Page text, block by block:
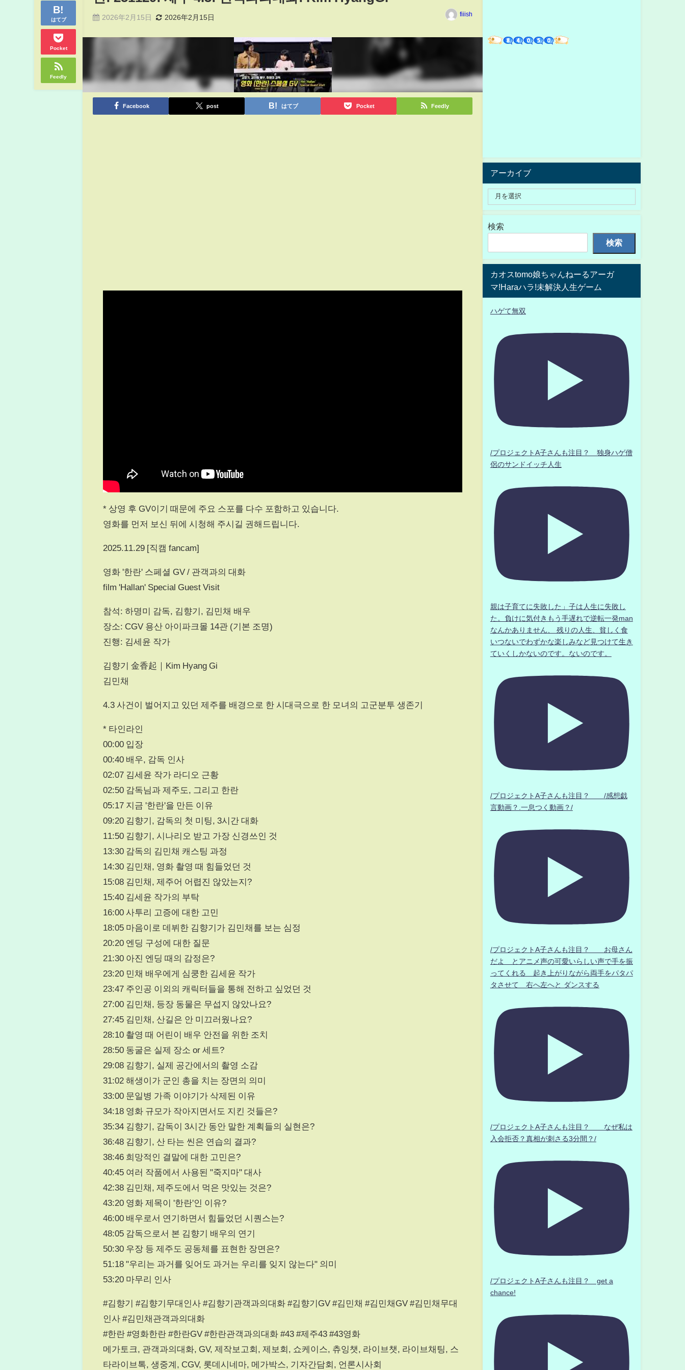
はてブ
Pocket
Feedly
2026年2月15日 2026年2月15日 fiiish
Facebook post はてブ Pocket Feedly
* 상영 후 GV이기 때문에 주요 스포를 다수 포함하고 있습니다.
영화를 먼저 보신 뒤에 시청해 주시길 권해드립니다.
2025.11.29 [직캠 fancam]
영화 '한란' 스페셜 GV / 관객과의 대화
film 'Hallan' Special Guest Visit
참석: 하명미 감독, 김향기, 김민채 배우
장소: CGV 용산 아이파크몰 14관 (기본 조명)
진행: 김세윤 작가
김향기 金香起｜Kim Hyang Gi
김민채
4.3 사건이 벌어지고 있던 제주를 배경으로 한 시대극으로 한 모녀의 고군분투 생존기
* 타인라인
00:00 입장
00:40 배우, 감독 인사
02:07 김세윤 작가 라디오 근황
02:50 감독님과 제주도, 그리고 한란
05:17 지금 '한란'을 만든 이유
09:20 김향기, 감독의 첫 미팅, 3시간 대화
11:50 김향기, 시나리오 받고 가장 신경쓰인 것
13:30 감독의 김민채 캐스팅 과정
14:30 김민채, 영화 촬영 때 힘들었던 것
15:08 김민채, 제주어 어렵진 않았는지?
15:40 김세윤 작가의 부탁
16:00 사투리 고증에 대한 고민
18:05 마음이로 데뷔한 김향기가 김민채를 보는 심정
20:20 엔딩 구성에 대한 질문
21:30 아진 엔딩 때의 감정은?
23:20 민채 배우에게 심쿵한 김세윤 작가
23:47 주인공 이외의 캐릭터들을 통해 전하고 싶었던 것
27:00 김민채, 등장 동물은 무섭지 않았나요?
27:45 김민채, 산길은 안 미끄러웠나요?
28:10 촬영 때 어린이 배우 안전을 위한 조치
28:50 동굴은 실제 장소 or 세트?
29:08 김향기, 실제 공간에서의 촬영 소감
31:02 해생이가 군인 총을 치는 장면의 의미
33:00 문일병 가족 이야기가 삭제된 이유
34:18 영화 규모가 작아지면서도 지킨 것들은?
35:34 김향기, 감독이 3시간 동안 말한 계획들의 실현은?
36:48 김향기, 산 타는 씬은 연습의 결과?
38:46 희망적인 결말에 대한 고민은?
40:45 여러 작품에서 사용된 "죽지마" 대사
42:38 김민채, 제주도에서 먹은 맛있는 것은?
43:20 영화 제목이 '한란'인 이유?
46:00 배우로서 연기하면서 힘들었던 시퀀스는?
48:05 감독으로서 본 김향기 배우의 연기
50:30 우장 등 제주도 공동체를 표현한 장면은?
51:18 "우리는 과거를 잊어도 과거는 우리를 잊지 않는다" 의미
53:20 마무리 인사
#김향기 #김향기무대인사 #김향기관객과의대화 #김향기GV #김민채 #김민채GV #김민채무대
인사 #김민채관객과의대화
#한란 #영화한란 #한란GV #한란관객과의대화 #43 #제주43 #43영화
메가토크, 관객과의대화, GV, 제작보고회, 제보회, 쇼케이스, 츄잉챗, 라이브챗, 라이브채팅, 스
타라이브톡, 생중계, CGV, 롯데시네마, 메가박스, 기자간담회, 언론시사회
アーカイブ
検索
検索
カオスtomo娘ちゃんねーるアーガ
マ!Haraハラ!未解決人生ゲーム
ハゲて無双
/プロジェクトA子さんも注目？ 独身ハゲ僧
侶のサンドイッチ人生
親は子育てに失敗した」子は人生に失敗し
た。負けに気付きもう手遅れで逆転一発man
なんかありません、 残りの人生、貧しく食
いつないでわずかな楽しみなど見つけて生き
ていくしかないのです。ないのです。
/プロジェクトA子さんも注目？ /感想戯
言動画？.一息つく動画？/
/プロジェクトA子さんも注目？ お母さん
だよ とアニメ声の可愛いらしい声で手を振
ってくれる 起き上がりながら両手をパタパ
タさせて 右へ左へと ダンスする
/プロジェクトA子さんも注目？ なぜ私は
入会拒否？真相が刺さる3分間？/
/プロジェクトA子さんも注目？ get a
chance!